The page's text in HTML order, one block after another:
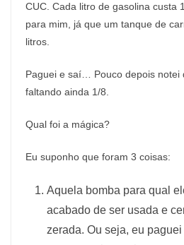
CUC. Cada litro de gasolina custa
para mim, já que um tanque de
litros.
Paguei e saí… Pouco depois notei
faltando ainda 1/8.
Qual foi a mágica?
Eu suponho que foram 3 coisas:
Aquela bomba para qual
acabado de ser usada e
zerada. Ou seja, eu